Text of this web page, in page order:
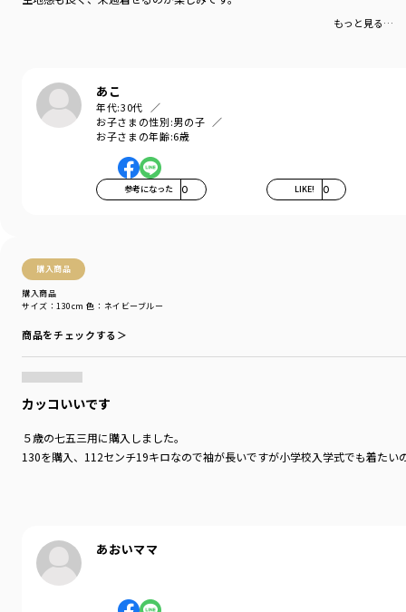
もっと見る…
あこ
年代:30代
お子さまの性別:男の子
お子さまの年齢:6歳
参考になった 0 LIKE! 0
購入商品
購入商品
サイズ：130cm 色：ネイビーブルー
商品をチェックする＞
カッコいいです
５歳の七五三用に購入しました。
130を購入、112センチ19キロなので袖が長いですが小学校入学式でも着た
あおいママ
ルーズにならないきちっとした
フォーマルシルエットです。
裏地：半裏地仕様（背当て布付き）
ポケット：あり
ブランド
シーズン
／アウトレット
カラー
商品番号